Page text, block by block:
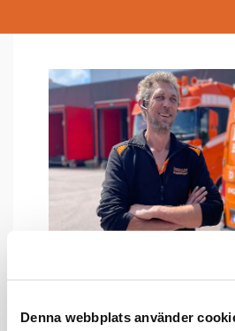
Denna webbplats använder
Välkommen till Donalds i